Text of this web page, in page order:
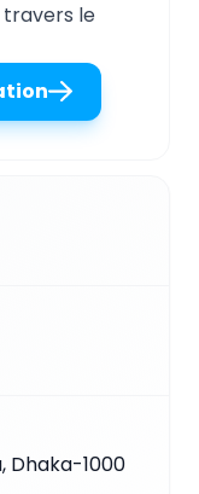
travers le
Dhaka-1000